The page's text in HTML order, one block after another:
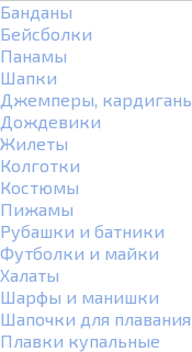
Банданы
Бейсболки
Панамы
Шапки
Джемперы,
Дождевики
Жилеты
Колготки
Костюмы
Пижамы
Рубашки и батники
Футболки и майки
Халаты
Шарфы и манишки
Шапочки для плавания
Плавки купальные